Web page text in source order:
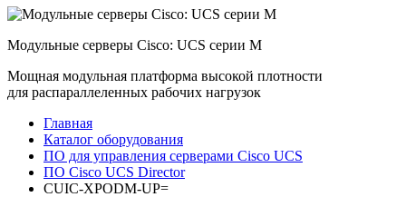
Модульные серверы Cisco: UCS серии M
Мощная модульная платформа высокой плотности
для распараллеленных рабочих нагрузок
Главная
Каталог оборудования
ПО для управления серверами Cisco UCS
ПО Cisco UCS Director
CUIC-XPODM-UP=